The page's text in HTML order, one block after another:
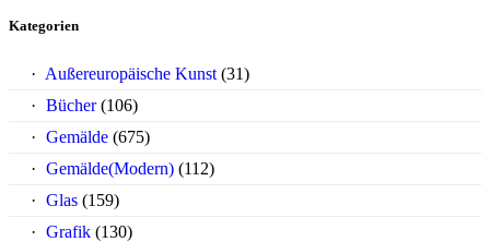
Kategorien
Außereuropäische Kunst (31)
Bücher (106)
Gemälde (675)
Gemälde(Modern) (112)
Glas (159)
Grafik (130)